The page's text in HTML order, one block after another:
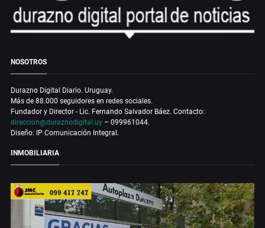
NOSOTROS
Durazno Digital Diario. Uruguay.
Más de 88.000 seguidores en redes sociales.
Fundador y Director - Lic. Fernando Salvador Báez. Contacto:
direccion@duraznodigital.uy – 099961044.
Diseño: IP Comunicación Integral.
INMOBILIARIA